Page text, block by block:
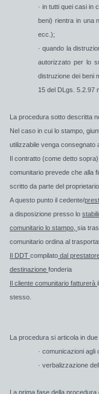
· in tutti quei casi in
beni) rientra in una
ecc.);
· quando la
autorizzato per lo
distruzione dei beni
15 del DLgs. 5.2.97
La procedura sotto descritta
Nel caso in cui lo stampo,
utilizzabile venga consegnato
Il contratto (come detto
comunitario prevede che alla
scritto da parte del
A questo punto il cedente/
a disposizione presso lo
comunitario lo stampo, sia
comunitario ordina al
Il DDT compilato dal
destinazione fonderia
Il cliente comunitario fatturerà
stesso.
La procedura si articola in due
· comunicazioni agli
· verbalizzazione
La prima fase della procedura